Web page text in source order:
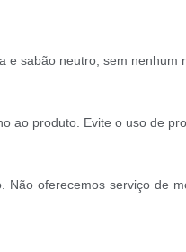
sabão neutro, sem nenhum
produto. Evite o uso de
oferecemos serviço de